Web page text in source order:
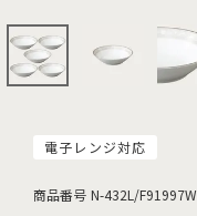
電子レンジ対応
商品番号 N-432L/F91997W